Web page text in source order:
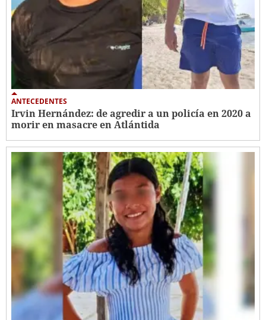
ANTECEDENTES
Irvin Hernández: de agredir a un policía en 2020 a
morir en masacre en Atlántida